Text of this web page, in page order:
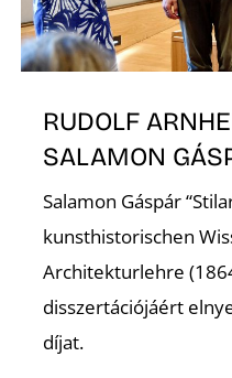
RUDOLF
SALAMON
Salamon Gáspár
kunsthistorischen
Architekturlehre
disszertációjáért
díjat.